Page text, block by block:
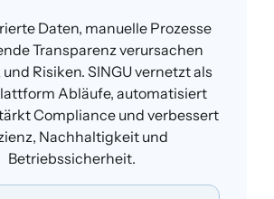
Daten, manuelle Prozesse
Transparenz verursachen
Risiken. SINGU vernetzt als
Abläufe, automatisiert
Compliance und verbessert
Nachhaltigkeit und
Betriebssicherheit.